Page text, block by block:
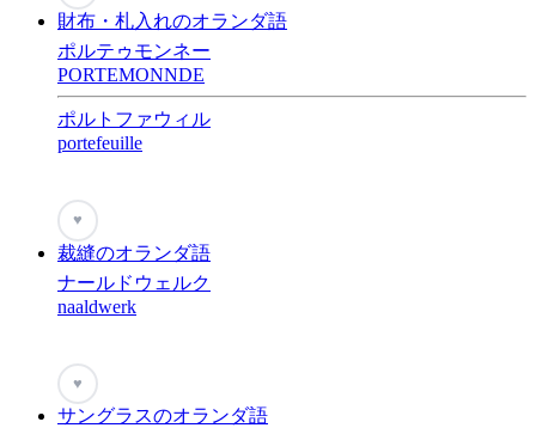
財布・札入れのオランダ語
ポルテゥモンネー
PORTEMONNDE
ポルトファウィル
portefeuille
♥
裁縫のオランダ語
ナールドウェルク
naaldwerk
♥
サングラスのオランダ語